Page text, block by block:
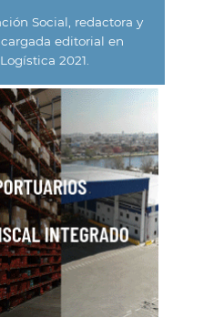
Social, redactora y
editorial en
2021.